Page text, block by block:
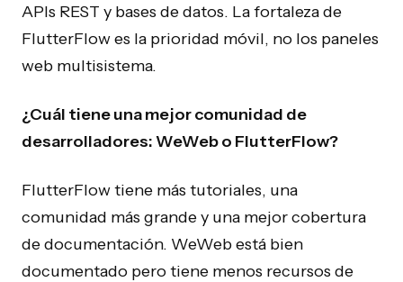
APIs REST y bases de datos. La fortaleza de
FlutterFlow es la prioridad móvil, no los paneles
web multisistema.
¿Cuál tiene una mejor comunidad de
desarrolladores: WeWeb o FlutterFlow?
FlutterFlow tiene más tutoriales, una
comunidad más grande y una mejor cobertura
de documentación. WeWeb está bien
documentado pero tiene menos recursos de